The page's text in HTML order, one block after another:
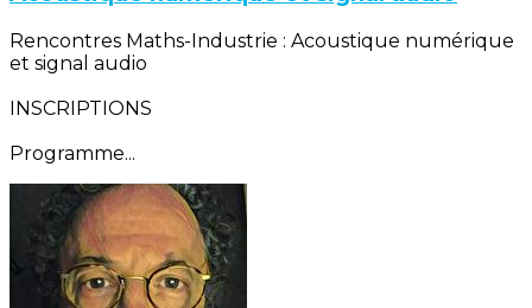
Rencontres Maths-Industrie : Acoustique numérique
et signal audio
INSCRIPTIONS
Programme...